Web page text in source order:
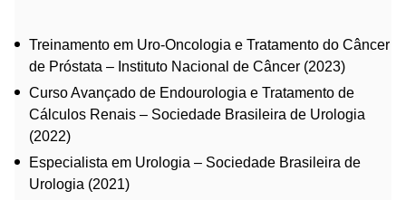
Treinamento em Uro-Oncologia e Tratamento do Câncer
de Próstata – Instituto Nacional de Câncer (2023)
Curso Avançado de Endourologia e Tratamento de
Cálculos Renais – Sociedade Brasileira de Urologia
(2022)
Especialista em Urologia – Sociedade Brasileira de
Urologia (2021)